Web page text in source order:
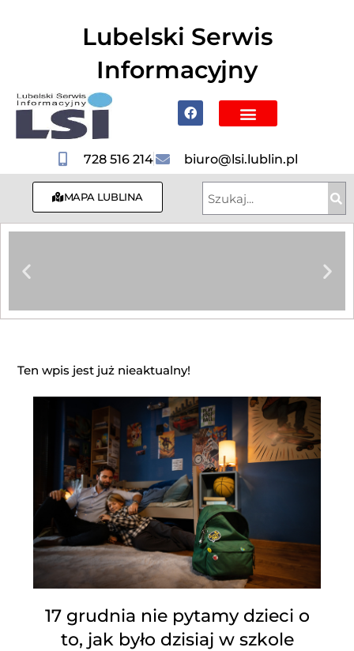
Lubelski Serwis
Informacyjny
728 516 214 biuro@lsi.lublin.pl
MAPA LUBLINA
Ten wpis jest już nieaktualny!
17 grudnia nie pytamy dzieci o
to, jak było dzisiaj w szkole